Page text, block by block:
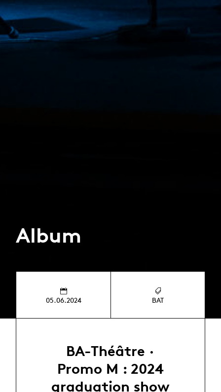
Album
05.06.2024 BAT
BA-Théâtre ·
Promo M : 2024
graduation show